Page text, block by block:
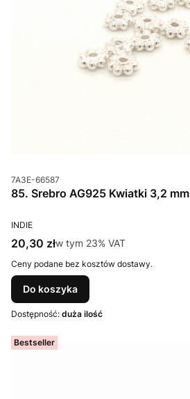
Kod produktu
7A3E-66587
85. Srebro AG925 Kwiatki 3,2 mm
PRODUCENT
INDIE
Cena brutto
20,30 złw tym %s VAT
w tym 23% VAT
Ceny podane bez kosztów dostawy.
Do koszyka
Dostępność: duża ilość
Bestseller